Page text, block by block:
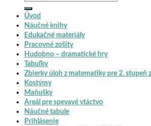
Úvod
Náučné knihy
Edukačné materiály
Pracovné zošity
Hudobno – dramatické hry
Tabuľky
Zbierky úloh z matematiky pre 2. stupeň
Kostýmy
Maňušky
Areál pre spevavé vtáctvo
Náučné tabule
Prihlásenie